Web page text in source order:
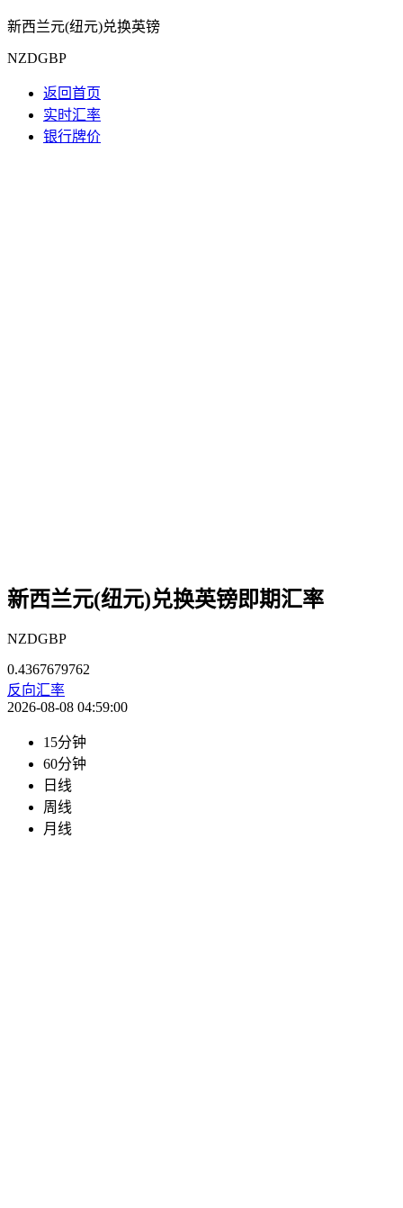
新西兰元(纽元)兑换英镑
NZDGBP
返回首页
实时汇率
银行牌价
新西兰元(纽元)兑换英镑即期汇率
NZDGBP
0.4367679762
反向汇率
2026-08-08 04:59:00
15分钟
60分钟
日线
周线
月线